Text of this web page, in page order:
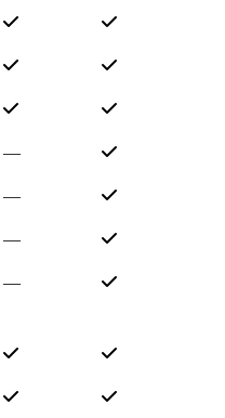
—
—
—
—